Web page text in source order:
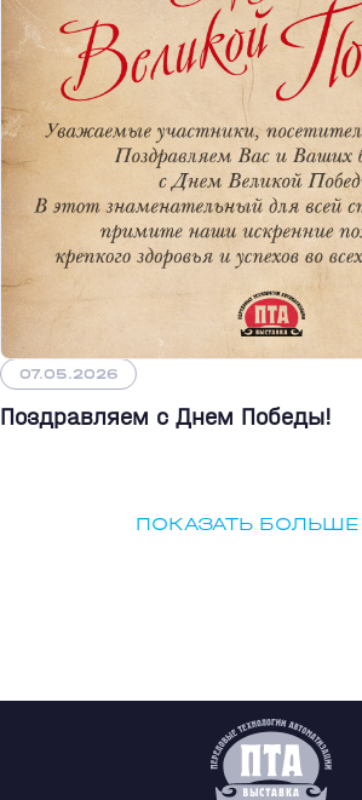
07.05.2026
Поздравляем с Днем Победы!
ПОКАЗАТЬ БОЛЬШЕ